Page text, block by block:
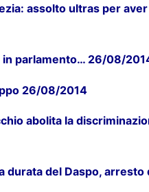
assolto ultras per
in parlamento… 26/08/
26/08/2014
abolita la
durata del Daspo,